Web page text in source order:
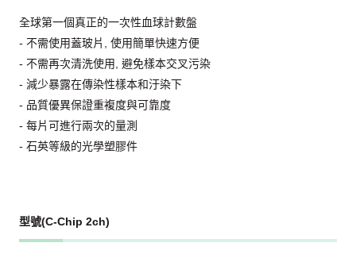
全球第一個真正的一次性血球計數盤
- 不需使用蓋玻片, 使用簡單快速方便
- 不需再次清洗使用, 避免樣本交叉污染
- 減少暴露在傳染性樣本和汙染下
- 品質優異保證重複度與可靠度
- 每片可進行兩次的量測
- 石英等級的光學塑膠件
型號(C-Chip 2ch)